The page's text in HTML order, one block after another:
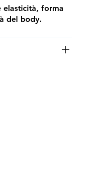
elasticità, forma
del body.